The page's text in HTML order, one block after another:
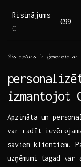
Risinājums
C
€99
Šis saturs ir ģenerēts ar
izmantojot‌
Apzināta un⁣
var​ radīt
saviem ‍klientiem.
uzņēmumi ​tagad